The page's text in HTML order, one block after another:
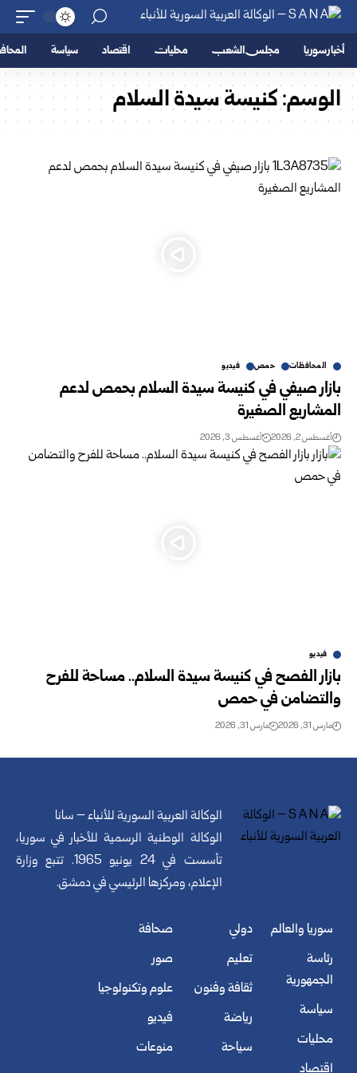
أخبار سوريا مجلس الشعب محليات اقتصاد سياسة
الوسم:كنيسة سيدة السلام
المحافظات حمص فيديو
بازار صيفي في كنيسة سيدة السلام بحمص لدعم
المشاريع الصغيرة
أغسطس 2, 2026 أغسطس 3, 2026
فيديو
بازار الفصح في كنيسة سيدة السلام.. مساحة للفرح
والتضامن في حمص
مارس 31, 2026 مارس 31, 2026
الوكالة العربية السورية للأنباء – سانا
الوكالة الوطنية الرسمية للأخبار في سوريا،
تأسست في 24 يونيو 1965. تتبع وزارة
الإعلام، ومركزها الرئيسي في دمشق.
سوريا والعالم
رئاسة
الجمهورية
سياسة
محليات
اقتصاد
دولي
تعليم
ثقافة وفنون
رياضة
سياحة
صحافة
صور
علوم وتكنولوجيا
فيديو
منوعات